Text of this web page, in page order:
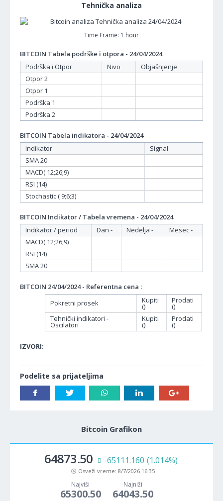
Tehnička analiza
Time Frame: 1 hour
BITCOIN Tabela podrške i otpora - 24/04/2024
Podrška i Otpor
Nivo
Objašnjenje
Otpor 2
Otpor 1
Podrška 1
Podrška 2
BITCOIN Tabela indikatora - 24/04/2024
Indikator
Signal
SMA 20
MACD( 12;26;9)
RSI (14)
Stochastic ( 9;6;3)
BITCOIN Indikator / Tabela vremena - 24/04/2024
Indikator / period
Dan - Nedelja -
Mesec -
MACD( 12;26;9)
RSI (14)
SMA 20
BITCOIN 24/04/2024 - Referentna cena :
Pokretni prosek
Kupiti
()
Prodati
()
Tehnički indikatori -
Oscilatori
Kupiti
()
Prodati
()
IZVORI:
Podelite sa prijateljima
Bitcoin Grafikon
64873.50 -65111.160 (1.014%)
Osveži vreme: 8/7/2026 16:35
Najviši
65300.50
Najniži
64043.50